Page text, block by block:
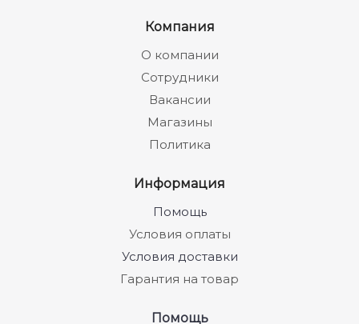
Компания
О компании
Сотрудники
Вакансии
Магазины
Политика
Информация
Помощь
Условия оплаты
Условия доставки
Гарантия на товар
Помощь